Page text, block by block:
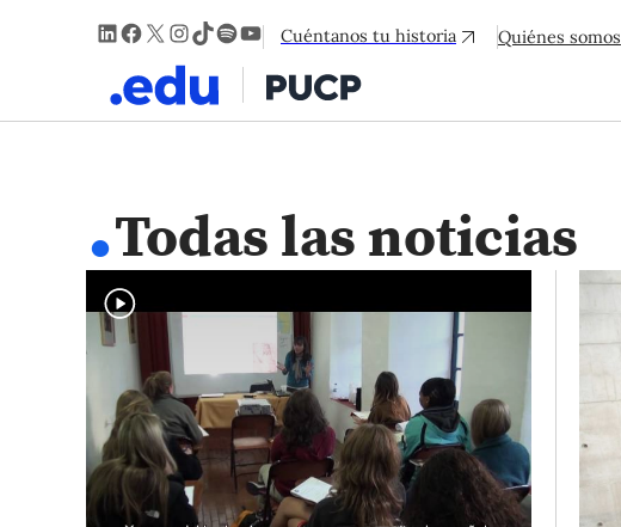
LinkedIn
Facebook
X Instagram
TikTok
Spotify
YouTube
Cuéntanos tu historia Quiénes somos
.Todas las noticias